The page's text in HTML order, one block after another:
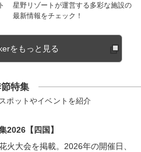
星野リゾートが運営する多彩な施設の
最新情報をチェック！
をもっと見る
特集
ポットやイベントを紹介
2026【四国】
火大会を掲載。2026年の開催日、